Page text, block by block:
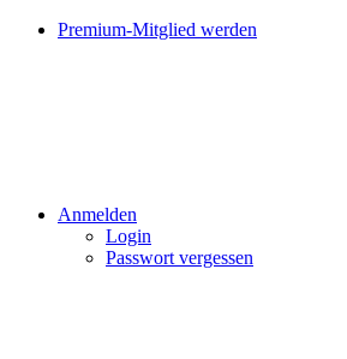
Premium-Mitglied werden
Anmelden
Login
Passwort vergessen